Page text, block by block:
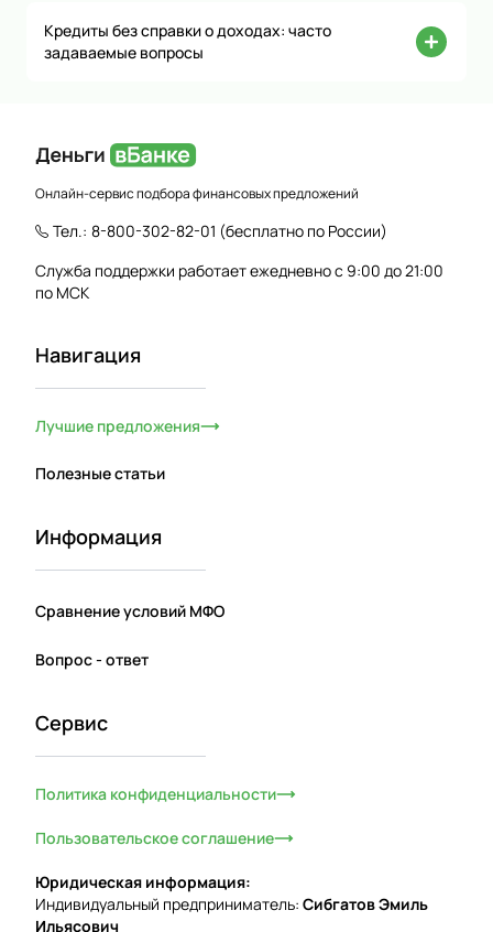
Кредиты без справки о доходах: часто
задаваемые вопросы
Онлайн-сервис подбора финансовых предложений
Тел.: 8-800-302-82-01 (бесплатно по России)
Служба поддержки работает ежедневно с 9:00 до 21:00
по МСК
Навигация
Лучшие предложения
Полезные статьи
Информация
Сравнение условий МФО
Вопрос - ответ
Сервис
Политика конфиденциальности
Пользовательское соглашение
Юридическая информация:
Индивидуальный предприниматель: Сибгатов Эмиль
Ильясович